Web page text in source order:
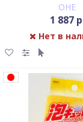
OHE
1 887
Нет в